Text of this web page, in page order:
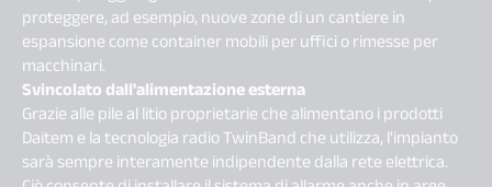
proteggere, ad esempio, nuove zone di un cantiere in
espansione come container mobili per uffici o rimesse per
macchinari.
Svincolato dall'alimentazione esterna
Grazie alle pile al litio proprietarie che alimentano i prodotti
Daitem e la tecnologia radio TwinBand che utilizza, l'impianto
sarà sempre interamente indipendente dalla rete elettrica.